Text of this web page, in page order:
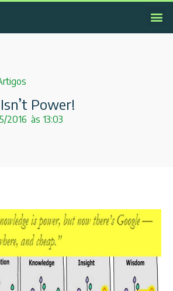
Power!
2016 às 13:03